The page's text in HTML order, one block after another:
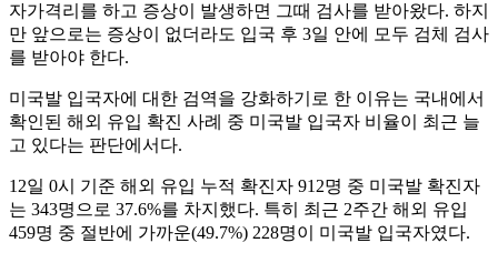
자가격리를 하고 증상이 발생하면 그때 검사를 받아왔다. 하지
만 앞으로는 증상이 없더라도 입국 후 3일 안에 모두 검체 검사
를 받아야 한다.
미국발 입국자에 대한 검역을 강화하기로 한 이유는 국내에서
확인된 해외 유입 확진 사례 중 미국발 입국자 비율이 최근 늘
고 있다는 판단에서다.
12일 0시 기준 해외 유입 누적 확진자 912명 중 미국발 확진자
는 343명으로 37.6%를 차지했다. 특히 최근 2주간 해외 유입
459명 중 절반에 가까운(49.7%) 228명이 미국발 입국자였다.